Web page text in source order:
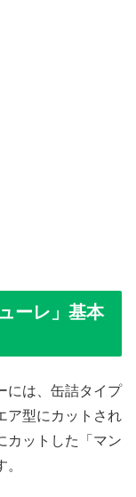
ーレ」基本
には、缶詰タイプ
ア型にカットされ
カットした「マン